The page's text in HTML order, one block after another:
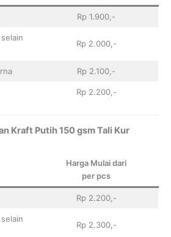
Rp 1.900,-
Rp 2.000,-
Rp 2.100,-
Rp 2.200,-
Kraft Putih 150 gsm Tali Kur
Harga Mulai dari
per pcs
Rp 2.200,-
Rp 2.300,-